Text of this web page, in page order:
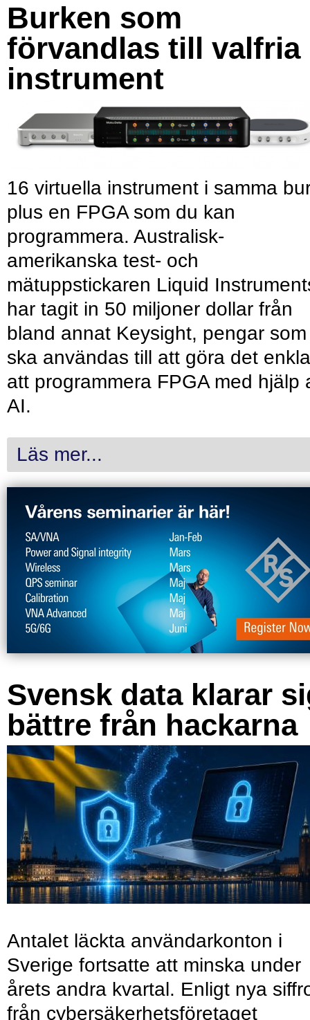
Burken som
förvandlas till valfria
instrument
16 virtuella instrument i samma
plus en FPGA som du kan
programmera. Australisk-
amerikanska test- och
mätuppstickaren Liquid
har tagit in 50 miljoner dollar från
bland annat Keysight, pengar som
ska användas till att göra det
att programmera FPGA med hjälp
AI.
Läs mer...
Svensk data klarar
bättre från hackarna
Antalet läckta användarkonton i
Sverige fortsatte att minska under
årets andra kvartal. Enligt nya
från cybersäkerhetsföretaget